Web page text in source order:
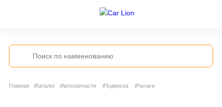
Главная Каталог Автозапчасти Подвеска Рычаги